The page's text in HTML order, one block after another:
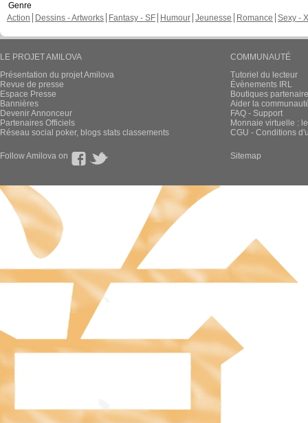
Genre
Action
Dessins - Artworks Fantasy - SF Humour Jeunesse Romance Sexy -
LE PROJET AMILOVA
Présentation du projet Amilova
Revue de presse
Espace Presse
Bannières
Devenir Annonceur
Partenaires Officiels
Réseau social poker, blogs stats classements
COMMUNAUTÉ
Tutoriel du lecteur
Évènements IRL
Boutiques
Aider la
FAQ - Support
Monnaie virtuelle :
CGU - Conditions
Follow Amilova on Sitemap